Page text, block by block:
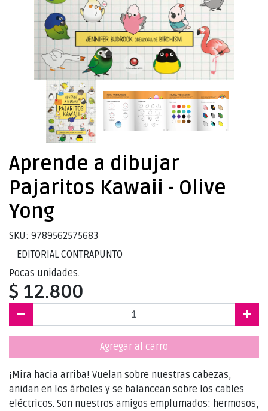
Aprende a dibujar
Pajaritos Kawaii - Olive
Yong
SKU: 9789562575683
EDITORIAL CONTRAPUNTO
Pocas unidades.
$ 12.800
Agregar al carro
¡Mira hacia arriba! Vuelan sobre nuestras cabezas,
anidan en los árboles y se balancean sobre los cables
eléctricos. Son nuestros amigos emplumados: hermosos,